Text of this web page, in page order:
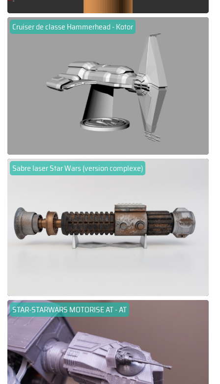
Cruiser de classe Hammerhead - Kotor
Sabre laser Star Wars (version complexe)
STAR-STARWARS MOTORISE AT - AT